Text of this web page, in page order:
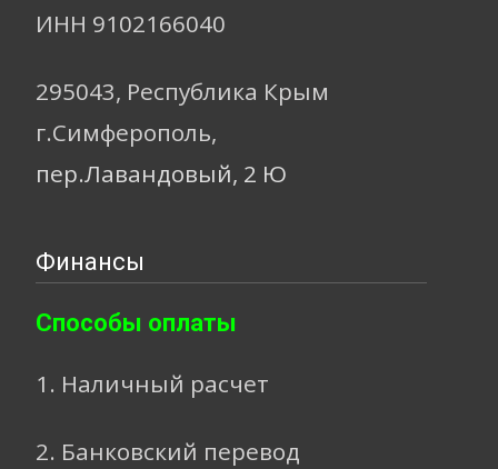
ИНН 9102166040
295043, Республика Крым
г.Симферополь,
пер.Лавандовый, 2 Ю
Финансы
Способы оплаты
1. Наличный расчет
2. Банковский перевод